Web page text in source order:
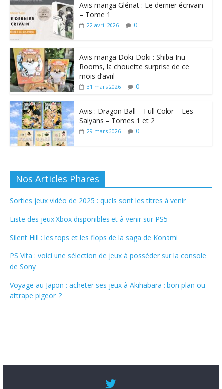
Avis manga Glénat : Le dernier écrivain
– Tome 1
22 avril 2026 0
Avis manga Doki-Doki : Shiba Inu
Rooms, la chouette surprise de ce
mois d’avril
31 mars 2026 0
Avis : Dragon Ball – Full Color – Les
Saiyans – Tomes 1 et 2
29 mars 2026 0
Nos Articles Phares
Sorties jeux vidéo de 2025 : quels sont les titres à venir
Liste des jeux Xbox disponibles et à venir sur PS5
Silent Hill : les tops et les flops de la saga de Konami
PS Vita : voici une sélection de jeux à posséder sur la console
de Sony
Voyage au Japon : acheter ses jeux à Akihabara : bon plan ou
attrape pigeon ?